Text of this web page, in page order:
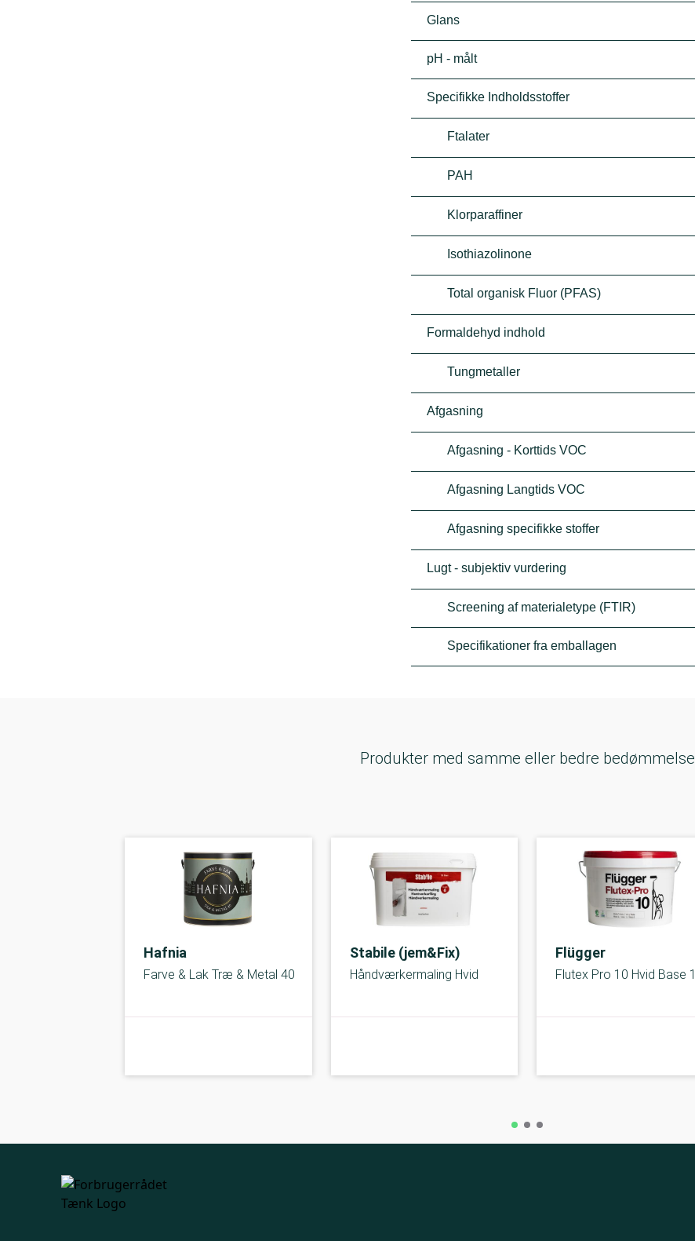
Glans
pH - målt
Specifikke Indholdsstoffer
Ftalater
PAH
Klorparaffiner
Isothiazolinone
Total organisk Fluor (PFAS)
Formaldehyd indhold
Tungmetaller
Afgasning
Afgasning - Korttids VOC
Afgasning Langtids VOC
Afgasning specifikke stoffer
Lugt - subjektiv vurdering
Screening af materialetype (FTIR)
Specifikationer fra emballagen
Produkter med samme eller bedre bedømmelse
Hafnia
Farve & Lak Træ & Metal 40
Stabile (jem&Fix)
Håndværkermaling Hvid
Flügger
Flutex Pro 10 Hvid Base 1